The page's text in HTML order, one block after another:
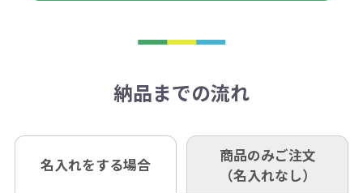
アラートに従って数を調整してくだ
います。あらかじめご了承くださ
※不良商品は商品到着後7営業日以
お問合せ先
相談下さい。
なお、印刷代はボリュームディスカ
同じ版で多くの数量を印刷すると、1
個当たりの印刷代単価がお安くなり
■ゆうちょ銀行（振替口座）
口座名 株式会社モノベーション
※振り込み手数料はお客さま負担と
なりますのでご注意ください。
ご入金確認後約3週間となります。
定しているものもあります。
あれば、午前中までにご注文とご入
金いただければ翌日着でお送りする
き別途申し受けます。
も複数ヶ所への納品の場合、別途送
料頂戴する場合がございます。
納品までの流れ
名入れをする場合
商品のみご注文
（名入れなし）